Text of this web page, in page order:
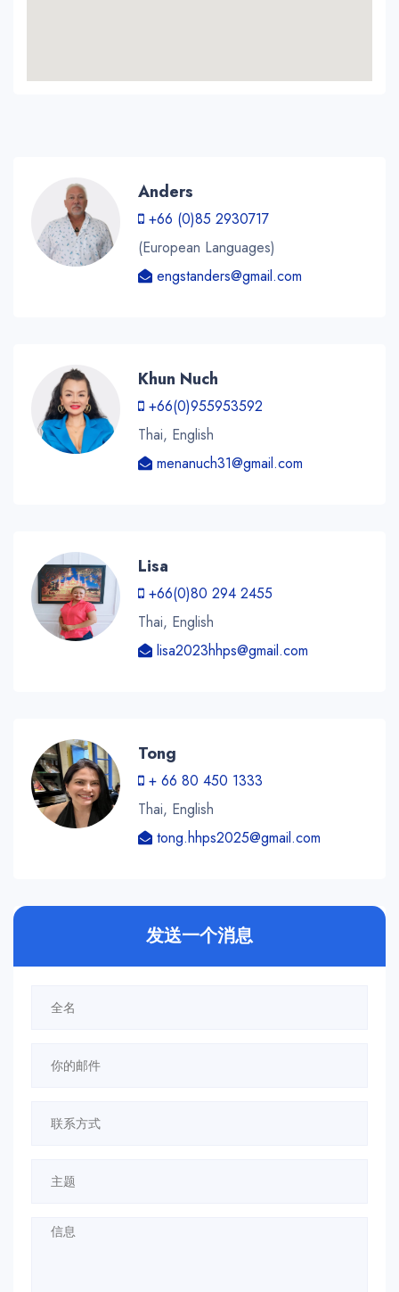
Anders
+66 (0)85 2930717
(European Languages)
engstanders@gmail.com
Khun Nuch
+66(0)955953592
Thai, English
menanuch31@gmail.com
Lisa
+66(0)80 294 2455
Thai, English
lisa2023hhps@gmail.com
Tong
+ 66 80 450 1333
Thai, English
tong.hhps2025@gmail.com
发送一个消息